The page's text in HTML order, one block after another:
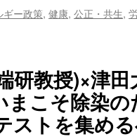
ギー政策, 健康, 公正・共生,
研教授)×津
まこそ除染
ストを集め